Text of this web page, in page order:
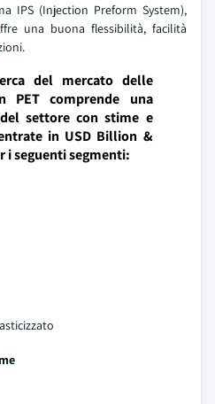
IPS (Injection Preform System),
una buona flessibilità, facilità
del mercato delle
PET comprende una
settore con stime e
in USD Billion &
i seguenti segmenti: